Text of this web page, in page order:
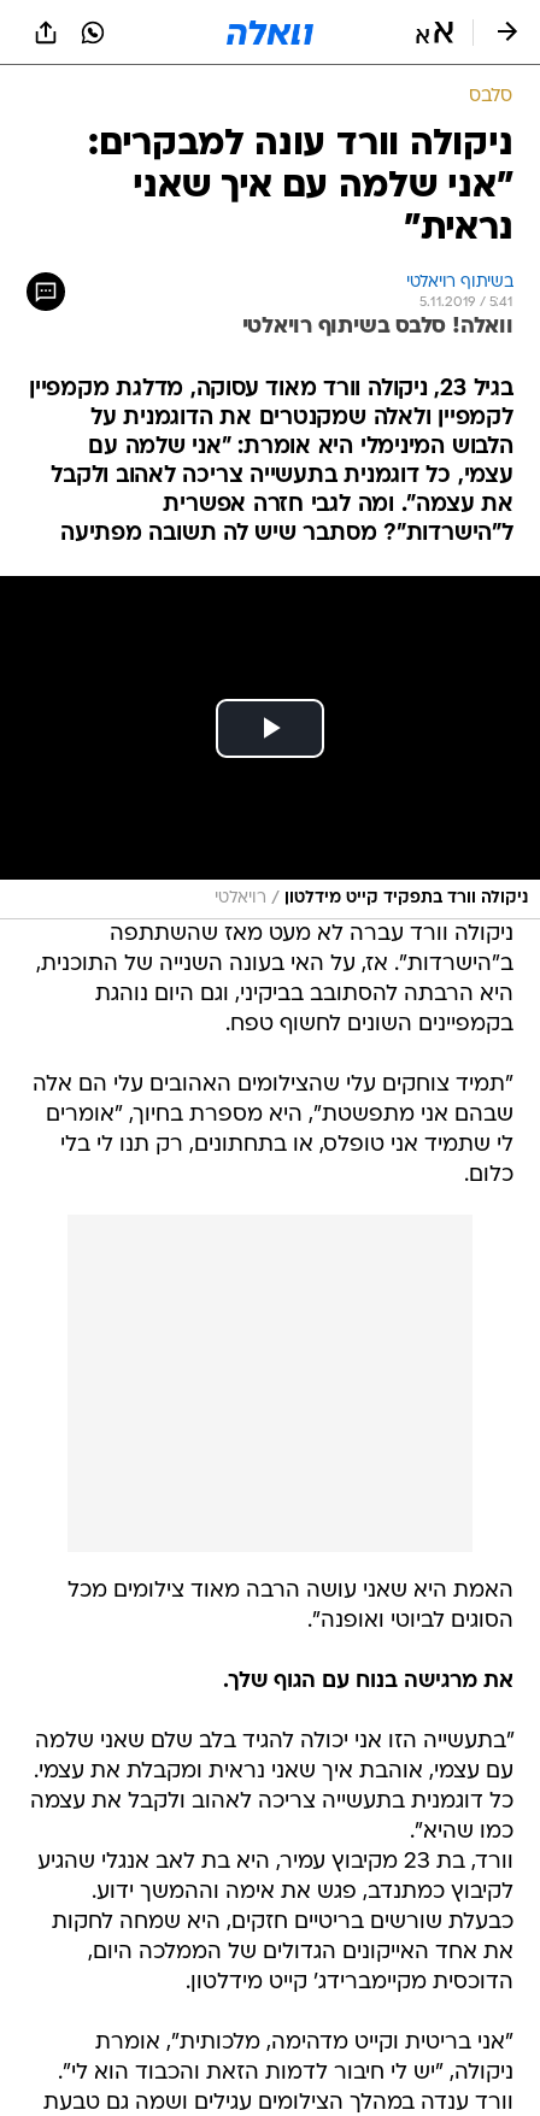
סלבס
ניקולה וורד עונה למבקרים:
"אני שלמה עם איך שאני
נראית"
בשיתוף רויאלטי
5.11.2019 / 5:41
וואלה! סלבס בשיתוף רויאלטי
בגיל 23, ניקולה וורד מאוד עסוקה, מדלגת מקמפיין
לקמפיין ולאלה שמקנטרים את הדוגמנית על
הלבוש המינימלי היא אומרת: "אני שלמה עם
עצמי, כל דוגמנית בתעשייה צריכה לאהוב ולקבל
את עצמה". ומה לגבי חזרה אפשרית
ל"הישרדות"? מסתבר שיש לה תשובה מפתיעה
ניקולה וורד בתפקיד קייט מידלטון / רויאלטי
ניקולה וורד עברה לא מעט מאז שהשתתפה
ב"הישרדות". אז, על האי בעונה השנייה של התוכנית,
היא הרבתה להסתובב בביקיני, וגם היום נוהגת
בקמפיינים השונים לחשוף טפח.
"תמיד צוחקים עלי שהצילומים האהובים עלי הם אלה
שבהם אני מתפשטת", היא מספרת בחיוך, "אומרים
לי שתמיד אני טופלס, או בתחתונים, רק תנו לי בלי
כלום.
האמת היא שאני עושה הרבה מאוד צילומים מכל
הסוגים לביוטי ואופנה".
את מרגישה בנוח עם הגוף שלך.
"בתעשייה הזו אני יכולה להגיד בלב שלם שאני שלמה
עם עצמי, אוהבת איך שאני נראית ומקבלת את עצמי.
כל דוגמנית בתעשייה צריכה לאהוב ולקבל את עצמה
כמו שהיא".
וורד, בת 23 מקיבוץ עמיר, היא בת לאב אנגלי שהגיע
לקיבוץ כמתנדב, פגש את אימה וההמשך ידוע.
כבעלת שורשים בריטיים חזקים, היא שמחה לחקות
את אחד האייקונים הגדולים של הממלכה היום,
הדוכסית מקיימברידג' קייט מידלטון.
"אני בריטית וקייט מדהימה, מלכותית", אומרת
ניקולה, "יש לי חיבור לדמות הזאת והכבוד הוא לי".
וורד ענדה במהלך הצילומים עגילים ושמה גם טבעת